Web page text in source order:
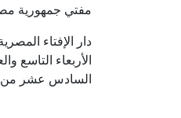
مفتي جمهورية
دار الإفتاء
الأربعاء التاسع
السادس عشر من